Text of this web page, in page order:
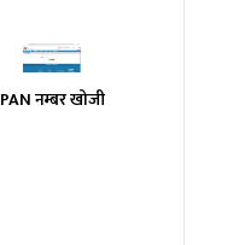
PAN नम्बर खोजी